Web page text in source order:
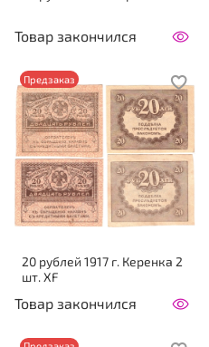
Товар закончился
Предзаказ
20 рублей 1917 г. Керенка 2
шт. XF
Товар закончился